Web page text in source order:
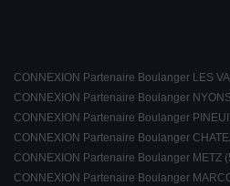
CONNEXION Partenaire Boulanger LES
CONNEXION Partenaire Boulanger
CONNEXION Partenaire Boulanger
CONNEXION Partenaire Boulanger
CONNEXION Partenaire Boulanger METZ
CONNEXION Partenaire Boulanger